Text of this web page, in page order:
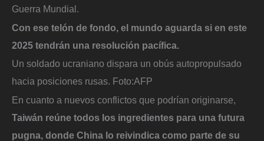
Guerra Mundial.
Con ese telón de fondo, el mundo aguarda si en este
2025 tendrán una resolución pacífica.
Un soldado ucraniano dispara un obús autopropulsado
hacia posiciones rusas. Foto:AFP
En cuanto a nuevos conflictos que podrían originarse,
Taiwán reúne todos los ingredientes para una futura
pugna, donde China lo reivindica como parte de su